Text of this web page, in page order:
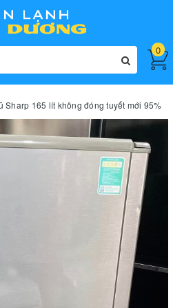
0
Sharp 165 lít không đóng tuyết mới 95%